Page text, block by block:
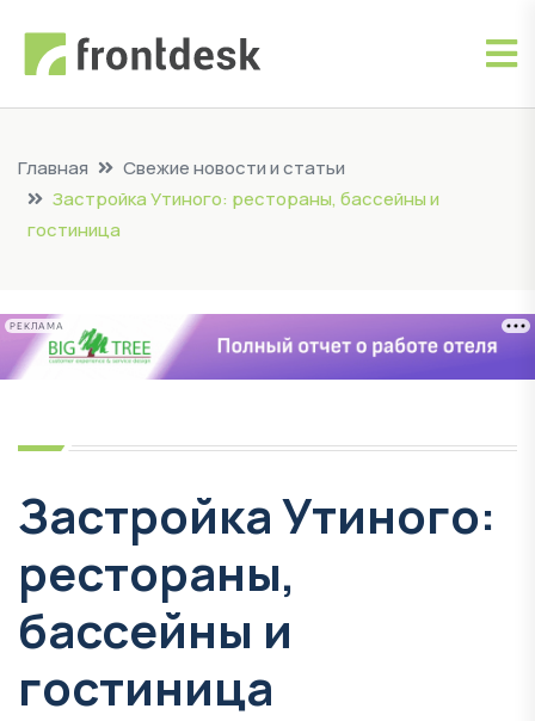
Главная
Свежие новости и статьи
Застройка Утиного: рестораны, бассейны и
гостиница
РЕКЛАМА
Застройка Утиного:
рестораны,
бассейны и
гостиница